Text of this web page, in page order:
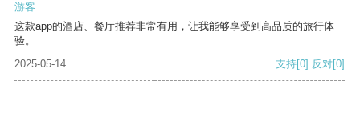
游客
这款app的酒店、餐厅推荐非常有用，让我能够享受到高品质的旅行体
验。
2025-05-14
支持[0] 反对[0]